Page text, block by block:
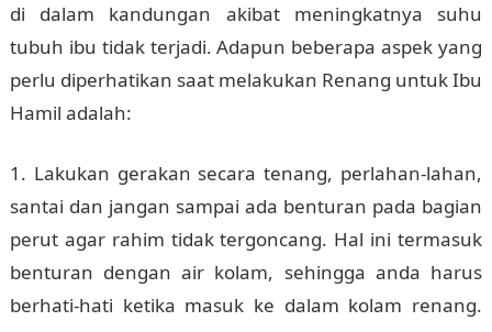
di dalam kandungan akibat meningkatnya suhu
tubuh ibu tidak terjadi. Adapun beberapa aspek yang
perlu diperhatikan saat melakukan Renang untuk Ibu
Hamil adalah:
1. Lakukan gerakan secara tenang, perlahan-lahan,
santai dan jangan sampai ada benturan pada bagian
perut agar rahim tidak tergoncang. Hal ini termasuk
benturan dengan air kolam, sehingga anda harus
berhati-hati ketika masuk ke dalam kolam renang.